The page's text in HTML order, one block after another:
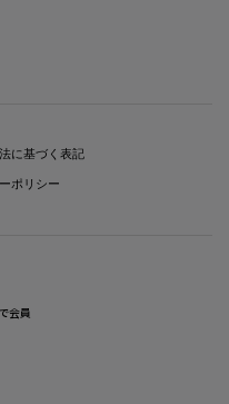
に基づく表記
ポリシー
会員